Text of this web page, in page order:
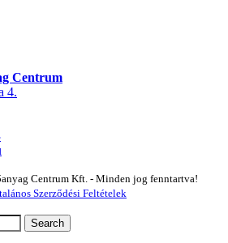
Centrum
4.
Centrum Kft. - Minden jog fenntartva!
Szerződési Feltételek
Search